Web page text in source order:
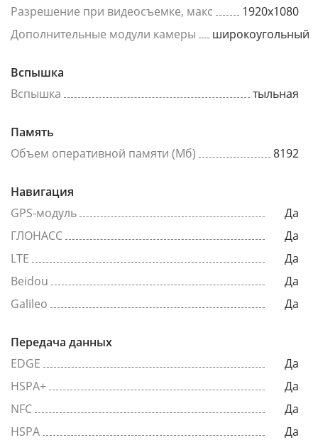
Разрешение при видеосъемке, макс
1920x1080
Дополнительные модули камеры
широкоугольный
Вспышка
Вспышка
тыльная
Память
Объем оперативной памяти (Мб)
8192
Навигация
GPS-модуль
Да
ГЛОНАСС
Да
LTE
Да
Beidou
Да
Galileo
Да
Передача данных
EDGE
Да
HSPA+
Да
NFC
Да
HSPA
Да